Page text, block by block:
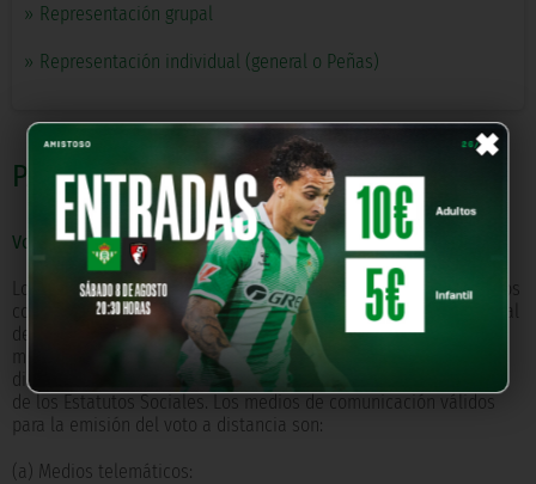
» Representación grupal
» Representación individual (general o Peñas)
PARA VOTAR
Voto a distancia.
Los accionistas podrán ejercer el voto en relación con los asuntos
comprendidos en los puntos del Orden del Día de la Junta General
de Accionistas con carácter previo a su celebración, a través de
medios de comunicación a distancia, de conformidad con lo
dispuesto en la Ley de Sociedades de Capital y en el artículo 22
de los Estatutos Sociales. Los medios de comunicación válidos
para la emisión del voto a distancia son:
(a) Medios telemáticos:
×